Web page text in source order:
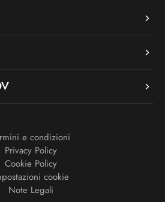
e condizioni
Privacy Policy
Cookie Policy
cookie
Note Legali